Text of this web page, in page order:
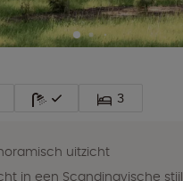
3
uitzicht
in een Scandinavische stijl